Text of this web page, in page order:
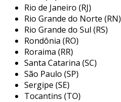
Rio de Janeiro (RJ)
Rio Grande do Norte (RN)
Rio Grande do Sul (RS)
Rondônia (RO)
Roraima (RR)
Santa Catarina (SC)
São Paulo (SP)
Sergipe (SE)
Tocantins (TO)